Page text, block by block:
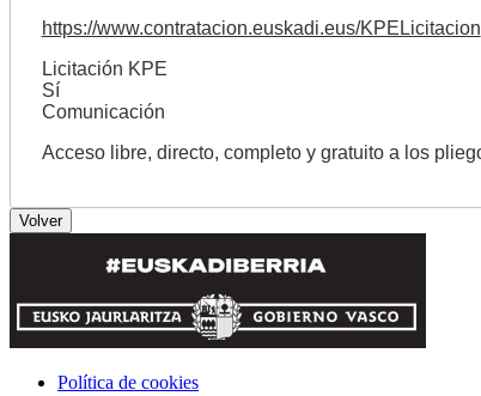
https://www.contratacion.euskadi.eus/KPELicitacion
Licitación KPE
Sí
Comunicación
Acceso libre, directo, completo y gratuito a los
Política de cookies